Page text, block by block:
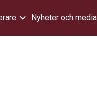
Nyheter och media